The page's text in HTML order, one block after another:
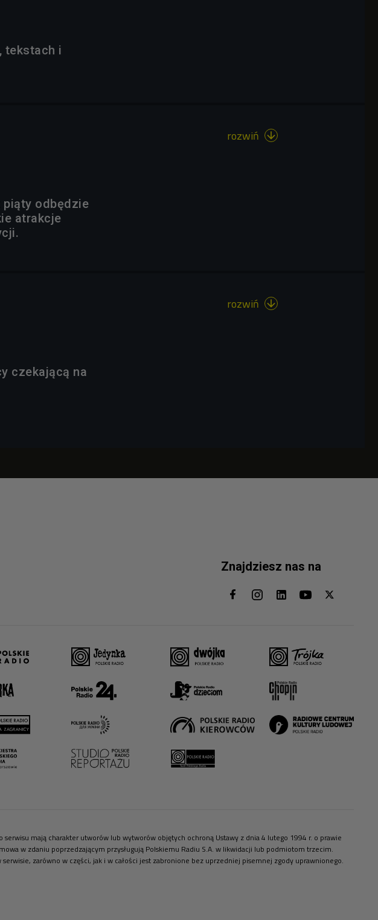
tekstach i
piąty odbędzie
atrakcje
rozwiń 
czekającą na
rozwiń 
Znajdziesz nas na
mają charakter utworów lub wytworów objętych ochroną Ustawy z dnia 4 lutego 1994 r. o prawie
w zdaniu poprzedzającym przysługują Polskiemu Radiu S.A. w likwidacji lub podmiotom trzecim.
zarówno w części, jak i w całości jest zabronione bez uprzedniej pisemnej zgody uprawnionego.